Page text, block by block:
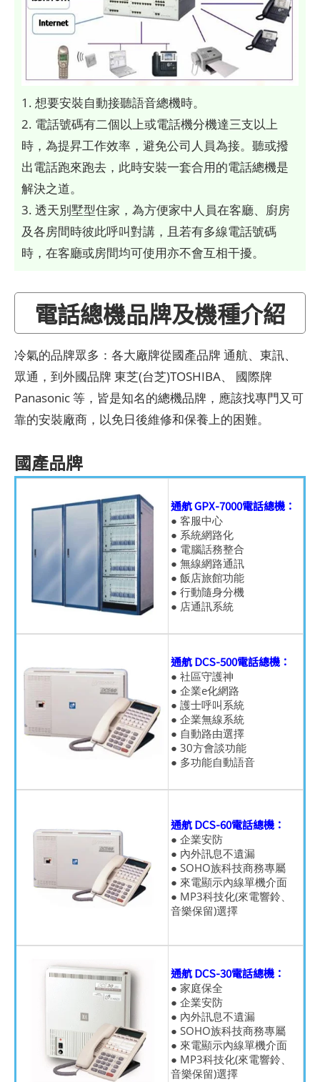
1. 想要安裝自動接聽語音總機時。
2. 電話號碼有二個以上或電話機分機達三支以上
時，為提昇工作效率，避免公司人員為接。聽或撥
出電話跑來跑去，此時安裝一套合用的電話總機是
解決之道。
3. 透天別墅型住家，為方便家中人員在客廳、廚房
及各房間時彼此呼叫對講，且若有多線電話號碼
時，在客廳或房間均可使用亦不會互相干擾。
電話總機品牌及機種介紹
冷氣的品牌眾多：各大廠牌從國產品牌 通航、東訊、
眾通，到外國品牌 東芝(台芝)TOSHIBA、 國際牌
Panasonic 等，皆是知名的總機品牌，應該找專門又可
靠的安裝廠商，以免日後維修和保養上的困難。
國產品牌
通航 GPX-7000電話總機：
● 客服中心
● 系統網路化
● 電腦話務整合
● 無線網路通訊
● 飯店旅館功能
● 行動隨身分機
● 店通訊系統
通航 DCS-500電話總機：
● 社區守護神
● 企業e化網路
● 護士呼叫系統
● 企業無線系統
● 自動路由選擇
● 30方會談功能
● 多功能自動語音
通航 DCS-60電話總機：
● 企業安防
● 內外訊息不遺漏
● SOHO族科技商務專屬
● 來電顯示內線單機介面
● MP3科技化(來電響鈴、
音樂保留)選擇
通航 DCS-30電話總機：
● 家庭保全
● 企業安防
● 內外訊息不遺漏
● SOHO族科技商務專屬
● 來電顯示內線單機介面
● MP3科技化(來電響鈴、
音樂保留)選擇